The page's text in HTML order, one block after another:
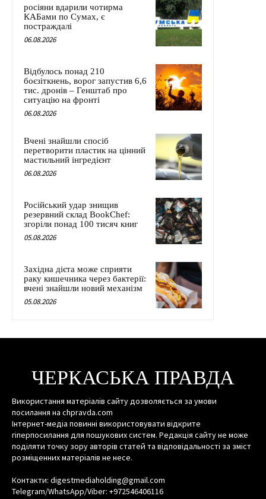
росіяни вдарили чотирма
КАБами по Сумах, є
постраждалі
06.08.2026
Відбулось понад 210
боєзіткнень, ворог запустив 6,6
тис. дронів – Генштаб про
ситуацію на фронті
06.08.2026
Вчені знайшли спосіб
перетворити пластик на цінний
мастильний інгредієнт
06.08.2026
Російський удар знищив
резервний склад BookChef:
згоріли понад 100 тисяч книг
05.08.2026
Західна дієта може сприяти
раку кишечника через бактерії:
вчені знайшли новий механізм
05.08.2026
ЧЕРКАСЬКА ПРАВДА
Використання матеріалів сайту дозволяється за умови
посилання на chpravda.com
Інтернет-медіа повинні використовувати відкрите
гіперпосилання для пошукових систем. Редакція сайту не може
поділяти точку зору авторів статей та відповідальності за зміст
розміщенних матеріалів не несе.
Контакти: digestmediaholding@gmail.com
Telegram/WhatsApp/Viber: +972546406116